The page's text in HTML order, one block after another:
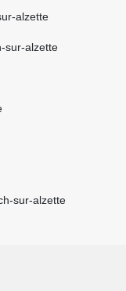
alzette
sur-alzette
sur-alzette